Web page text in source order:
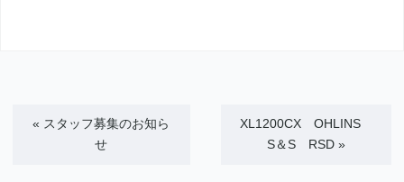
« スタッフ募集のお知ら
せ
XL1200CX OHLINS
S＆S RSD»